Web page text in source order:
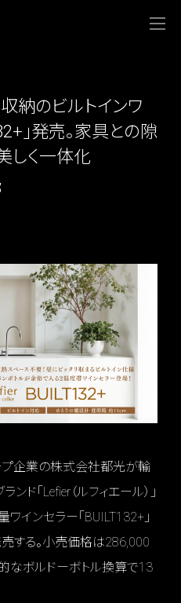
納のビルトインワ
」発売。家具との隙
しく一体化
プ企業の株式会社都光が輸
ド「Lefier（ルフィエール）」
ワインセラー「BUILT132+」
する。小売価格は286,000
なボルドーボトル換算で13